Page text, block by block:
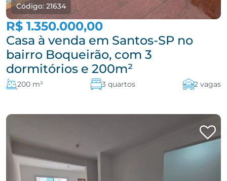
Código: 21634
R$ 1.350.000,00
Casa à venda em Santos-SP no
bairro Boqueirão, com 3
dormitórios e 200m²
200 m² 3 quartos 2 vagas